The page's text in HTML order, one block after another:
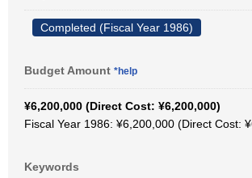
Completed (Fiscal Year 1986)
Budget Amount *help
¥6,200,000 (Direct Cost: ¥6,200,000)
Fiscal Year 1986: ¥6,200,000 (Direct Cost:
Keywords